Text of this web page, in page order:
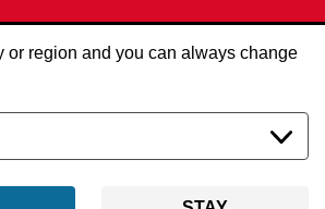
or region and you can always change
Zubehör Schraubenzubehör